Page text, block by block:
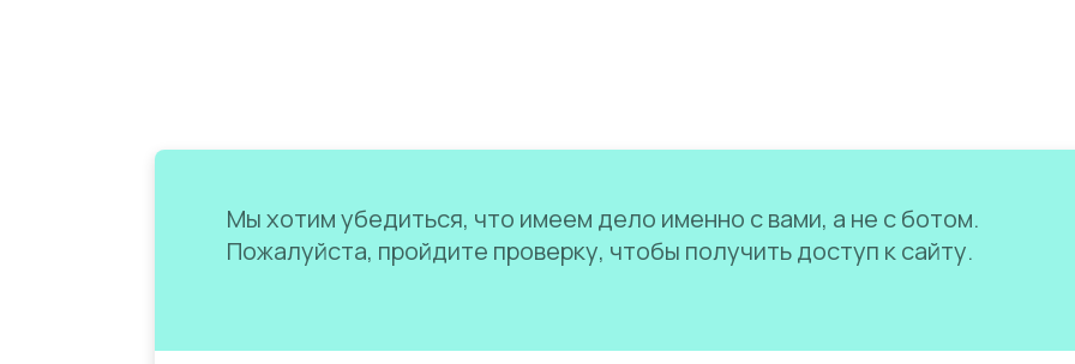
Мы хотим убедиться, что имеем дело именно с вами, а не с ботом.
Пожалуйста, пройдите проверку, чтобы получить доступ к сайту.